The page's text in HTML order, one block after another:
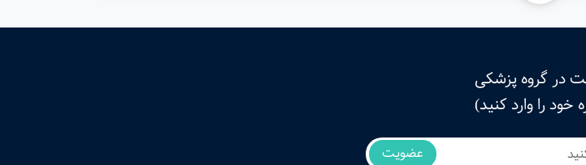
در گروه پزشکی
خود را وارد کنید)
عضویت